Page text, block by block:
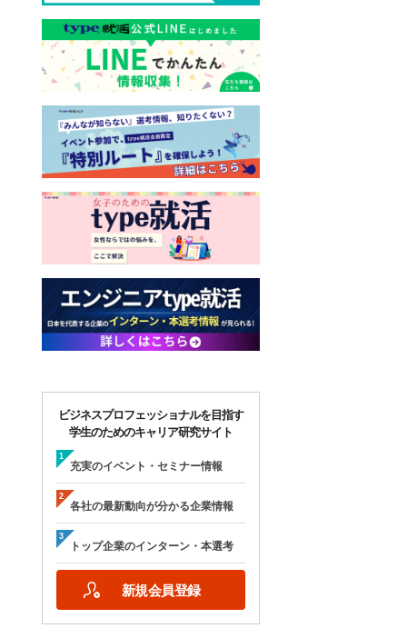
ビジネスプロフェッショナルを目指す
学生のためのキャリア研究サイト
充実のイベント・セミナー情報
各社の最新動向が分かる企業情報
トップ企業のインターン・本選考
新規会員登録